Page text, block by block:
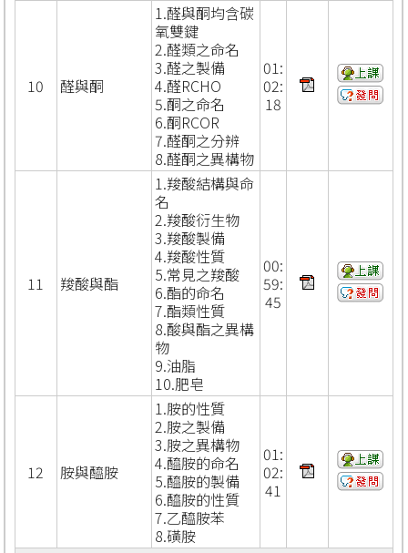
10 醛與酮
1.醛與酮均含碳
氧雙鍵
2.醛類之命名
3.醛之製備
4.醛RCHO
5.酮之命名
6.酮RCOR
7.醛酮之分辨
8.醛酮之異構物
01:
02:
18
11 羧酸與酯
1.羧酸結構與命
名
2.羧酸衍生物
3.羧酸製備
4.羧酸性質
5.常見之羧酸
6.酯的命名
7.酯類性質
8.酸與酯之異構
物
9.油脂
10.肥皂
00:
59:
45
12 胺與醯胺
1.胺的性質
2.胺之製備
3.胺之異構物
4.醯胺的命名
5.醯胺的製備
6.醯胺的性質
7.乙醯胺苯
8.磺胺
01:
02:
41